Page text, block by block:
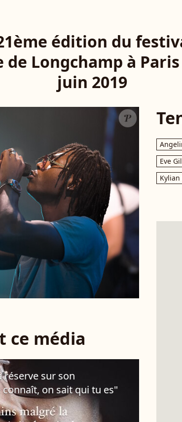
édition du
Longchamp à Paris
juin 2019
ce média
réserve sur son
on sait qui tu es"
Eve